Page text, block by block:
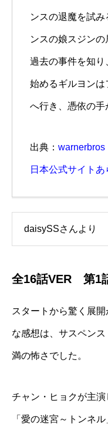
ンスの退魔を試
ンスの娘スジンの
過去の事件を知り
始めるギルヨン
へ行き、憑依の手
出典：
日本公式サイトあ
daisySSさんより
全16話VER 第1
スタートから驚く展
な感想は、サスペン
満の怖さでした。
チャン・ヒョクが主
「愛の迷宮～トンネ